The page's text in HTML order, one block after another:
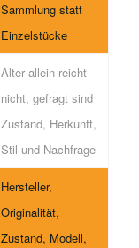
Sammlung statt
Einzelstücke
Alter allein reicht
nicht, gefragt sind
Zustand, Herkunft,
Stil und Nachfrage
Hersteller,
Originalität,
Zustand, Modell,